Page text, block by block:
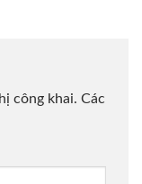
công khai. Các